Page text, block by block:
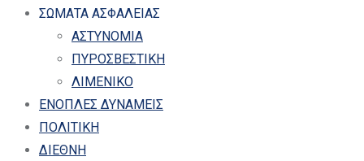
ΣΩΜΑΤΑ ΑΣΦΑΛΕΙΑΣ
ΑΣΤΥΝΟΜΙΑ
ΠΥΡΟΣΒΕΣΤΙΚΗ
ΛΙΜΕΝΙΚΟ
ΕΝΟΠΛΕΣ ΔΥΝΑΜΕΙΣ
ΠΟΛΙΤΙΚΗ
ΔΙΕΘΝΗ